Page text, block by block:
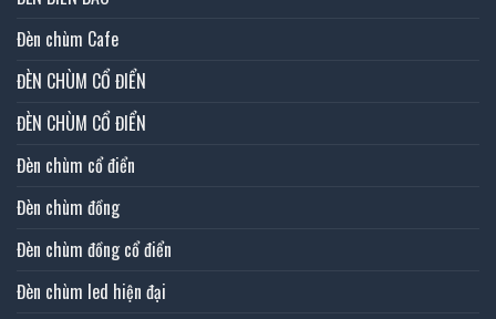
Đèn chùm Cafe
ĐÈN CHÙM CỔ ĐIỂN
ĐÈN CHÙM CỔ ĐIỂN
Đèn chùm cổ điển
Đèn chùm đồng
Đèn chùm đồng cổ điển
Đèn chùm led hiện đại